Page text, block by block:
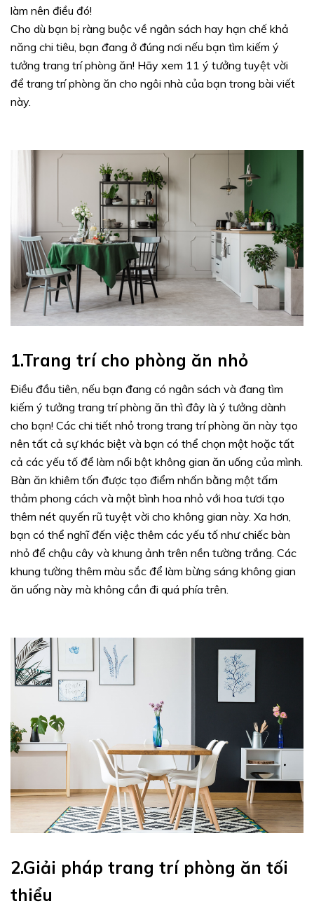
làm nên điều đó!
Cho dù bạn bị ràng buộc về ngân sách hay hạn chế khả
năng chi tiêu, bạn đang ở đúng nơi nếu bạn tìm kiếm ý
tưởng trang trí phòng ăn! Hãy xem 11 ý tưởng tuyệt vời
để trang trí phòng ăn cho ngôi nhà của bạn trong bài viết
này.
1.Trang trí cho phòng ăn nhỏ
Điều đầu tiên, nếu bạn đang có ngân sách và đang tìm
kiếm ý tưởng trang trí phòng ăn thì đây là ý tưởng dành
cho bạn! Các chi tiết nhỏ trong trang trí phòng ăn này tạo
nên tất cả sự khác biệt và bạn có thể chọn một hoặc tất
cả các yếu tố để làm nổi bật không gian ăn uống của mình.
Bàn ăn khiêm tốn được tạo điểm nhấn bằng một tấm
thảm phong cách và một bình hoa nhỏ với hoa tươi tạo
thêm nét quyến rũ tuyệt vời cho không gian này. Xa hơn,
bạn có thể nghĩ đến việc thêm các yếu tố như chiếc bàn
nhỏ để chậu cây và khung ảnh trên nền tường trắng. Các
khung tường thêm màu sắc để làm bừng sáng không gian
ăn uống này mà không cần đi quá phía trên.
2.Giải pháp trang trí phòng ăn tối
thiểu